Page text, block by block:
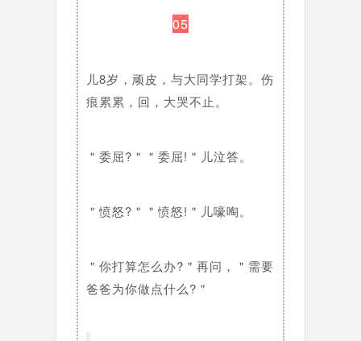
05
儿8岁，顽皮，与大同学打架。伤
痕累累，回，大哭不止。
＂委屈?＂＂委屈!＂儿泣答。
＂愤怒?＂＂愤怒!＂儿嚎啕。
＂你打算怎么办?＂再问，＂需要
爸爸为你做点什么?＂